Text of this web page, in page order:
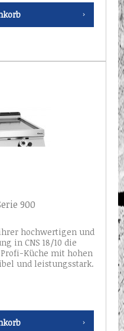
900
hochwertigen und
in CNS 18/10 die
Küche mit hohen
und leistungsstark.